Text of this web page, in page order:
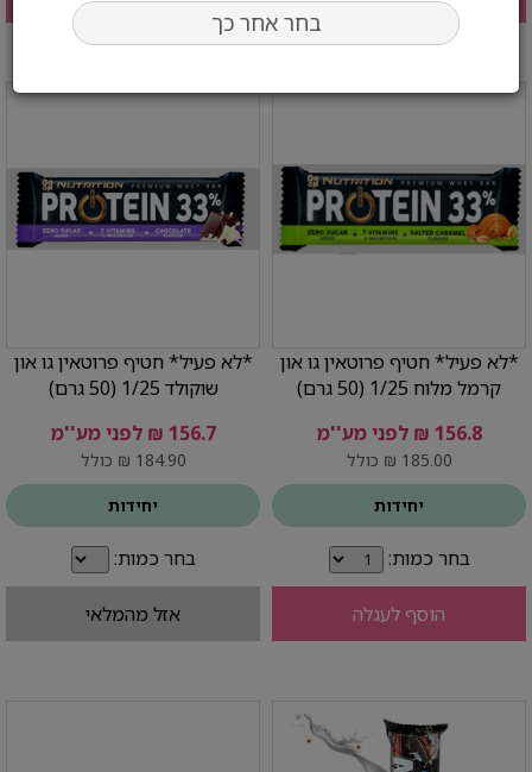
בחר אחר כך
*לא פעיל* חטיף פרוטאין גו און
קרמל מלוח 1/25 (50 גרם)
156.8 ₪ לפני מע''מ
185.00 ₪ כולל
יחידות
בחר כמות:
הוסף לעגלה
*לא פעיל* חטיף פרוטאין גו און
שוקולד 1/25 (50 גרם)
156.7 ₪ לפני מע''מ
184.90 ₪ כולל
יחידות
בחר כמות:
אזל מהמלאי